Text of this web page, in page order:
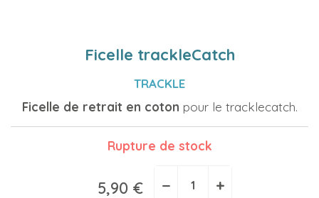
Ficelle trackleCatch
TRACKLE
Ficelle de retrait en coton pour le tracklecatch.
Rupture de stock
5,90 € − +